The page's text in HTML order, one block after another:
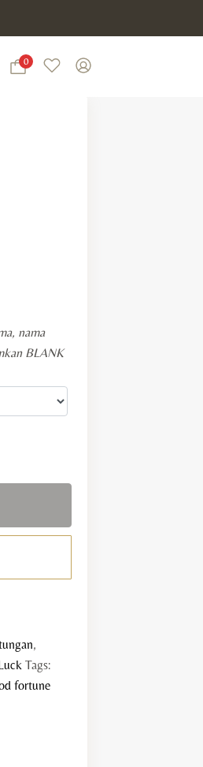
0
WishlistMy Account
nama
BLANK
,
Tags:
fortune